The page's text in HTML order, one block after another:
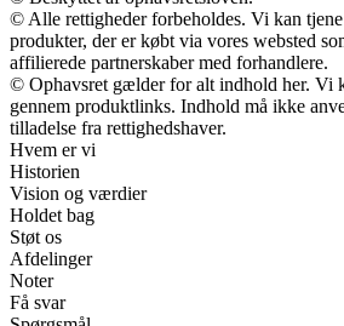
© Alle rettigheder forbeholdes. Vi kan
produkter, der er købt via vores websted
affilierede partnerskaber med forhandlere.
© Ophavsret gælder for alt indhold her. Vi
gennem produktlinks. Indhold må ikke
tilladelse fra rettighedshaver.
Hvem er vi
Historien
Vision og værdier
Holdet bag
Støt os
Afdelinger
Noter
Få svar